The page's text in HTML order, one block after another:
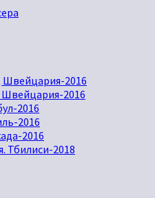
2016
2016
2016
2016
2016
Тбилиси-2018